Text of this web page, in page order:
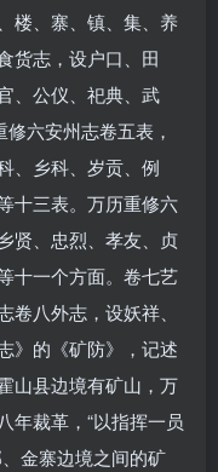
楼、寨、镇、集、养
货志，设户口、田
、公仪、祀典、武
六安州志卷五表，
、乡科、岁贡、例
十三表。万历重修六
贤、忠烈、孝友、贞
十一个方面。卷七艺
八外志，设妖祥、
》的《矿防》，记述
山县边境有矿山，万
年裁革，“以指挥一员
金寨边境之间的矿